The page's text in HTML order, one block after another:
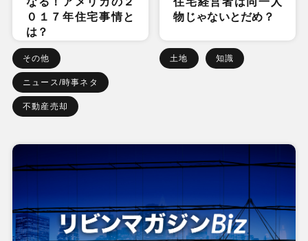
０１７年住宅事情と
は？
その他
ニュース/時事ネタ
不動産売却
物じゃないとだめ？
土地 知識